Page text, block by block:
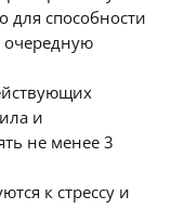
для способности
очередную
и
не менее 3
к стрессу и